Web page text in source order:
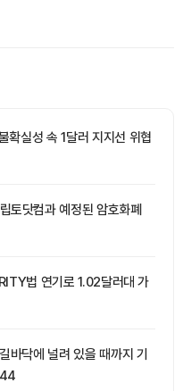
확실성 속 1달러 지지선 위협
토닷컴과 예정된 암호화폐
법 연기로 1.02달러대 가
바닥에 널려 있을 때까지 기